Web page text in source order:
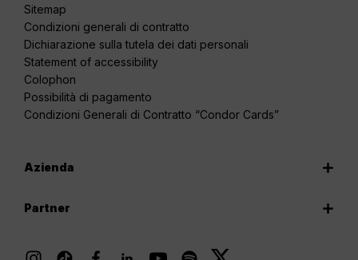
Sitemap
Condizioni generali di contratto
Dichiarazione sulla tutela dei dati personali
Statement of accessibility
Colophon
Possibilità di pagamento
Condizioni Generali di Contratto “Condor Cards”
Azienda
Partner